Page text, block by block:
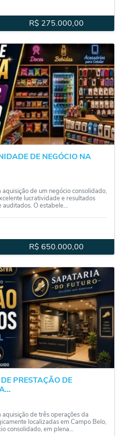
R$ 275.000,00
DE NEGÓCIO NA
de um negócio consolidado,
lucratividade e resultados
O estabele...
R$ 650.000,00
PRESTAÇÃO DE
de três operações da
localizadas em Campo Belo,
consolidado, em plena...